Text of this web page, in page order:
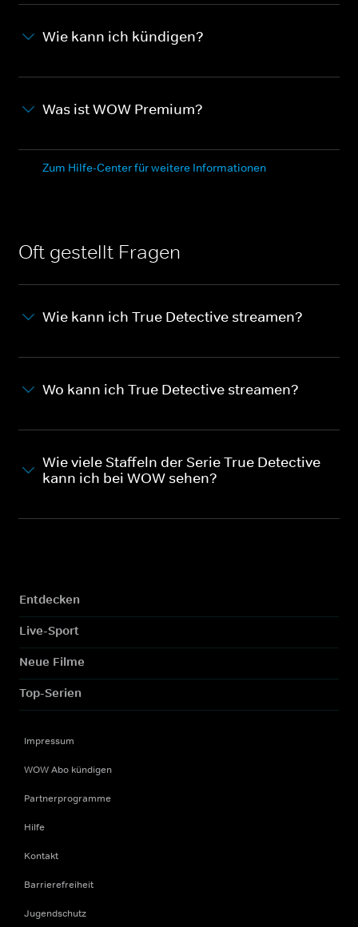
Wie kann ich kündigen?
Was ist WOW Premium?
Zum Hilfe-Center für weitere Informationen
Oft gestellt Fragen
Wie kann ich True Detective streamen?
Wo kann ich True Detective streamen?
Wie viele Staffeln der Serie True Detective
kann ich bei WOW sehen?
Entdecken
Live-Sport
Neue Filme
Top-Serien
Impressum
WOW Abo kündigen
Partnerprogramme
Hilfe
Kontakt
Barrierefreiheit
Jugendschutz